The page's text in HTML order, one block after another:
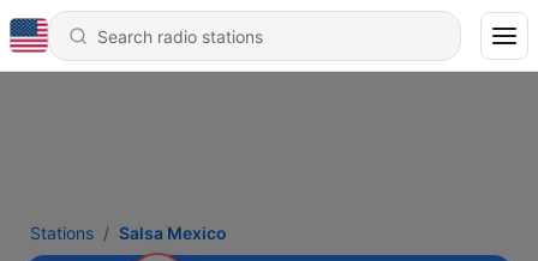
Stations Salsa Mexico